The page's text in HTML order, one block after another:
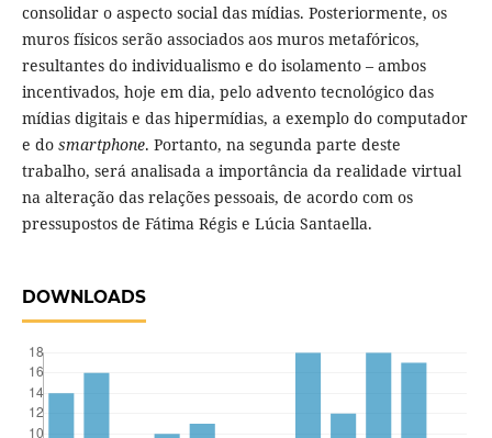
consolidar o aspecto social das mídias. Posteriormente, os
muros físicos serão associados aos muros metafóricos,
resultantes do individualismo e do isolamento – ambos
incentivados, hoje em dia, pelo advento tecnológico das
mídias digitais e das hipermídias, a exemplo do computador
e do smartphone. Portanto, na segunda parte deste
trabalho, será analisada a importância da realidade virtual
na alteração das relações pessoais, de acordo com os
pressupostos de Fátima Régis e Lúcia Santaella.
DOWNLOADS